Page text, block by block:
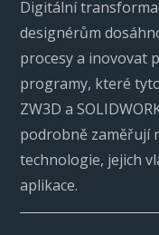
Digitální
designérům
procesy a inovovat
programy, které
ZW3D a
podrobně zaměřují
technologie, jejich
aplikace.